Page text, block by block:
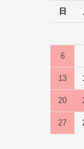
日
6
13
20
27